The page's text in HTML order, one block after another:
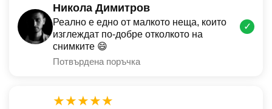
Никола Димитров
Реално е едно от малкото неща, които
изглеждат по-добре отколкото на
снимките 😄
Потвърдена поръчка
✓
★★★★★